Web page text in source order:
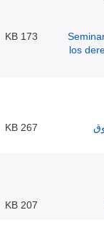
173 KB
267 KB
207 KB